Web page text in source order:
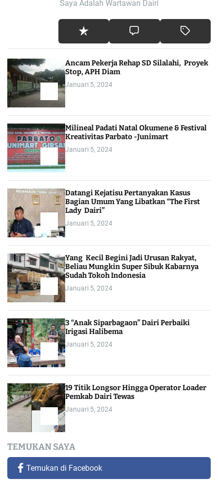
Saya Adalah Wartawan Dairi
Ancam Pekerja Rehap SD Silalahi, Proyek
Stop, APH Diam
Januari 5, 2024
Milineal Padati Natal Okumene & Festival
Kreativitas Parbato -Junimart
Januari 5, 2024
Datangi Kejatisu Pertanyakan Kasus
Bagian Umum Yang Libatkan “The First
Lady Dairi”
Januari 5, 2024
Yang Kecil Begini Jadi Urusan Rakyat,
Beliau Mungkin Super Sibuk Kabarnya
Sudah Tokoh Indonesia
Januari 5, 2024
3 “Anak Siparbagaon” Dairi Perbaiki
Irigasi Halibema
Januari 5, 2024
19 Titik Longsor Hingga Operator Loader
Pemkab Dairi Tewas
Januari 5, 2024
TEMUKAN SAYA
Temukan di Facebook